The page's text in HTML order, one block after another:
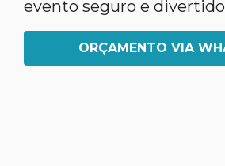
evento seguro e
ORÇAMENTO VIA